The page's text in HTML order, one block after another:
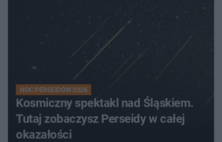
NOC PERSEIDÓW 2026
Kosmiczny spektakl nad Śląskiem.
Tutaj zobaczysz Perseidy w całej
okazałości